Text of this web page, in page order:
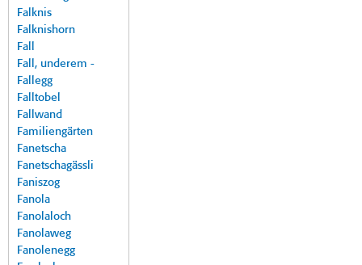
Falknis
Falknishorn
Fall
Fall, underem -
Fallegg
Falltobel
Fallwand
Familiengärten
Fanetscha
Fanetschagässli
Faniszog
Fanola
Fanolaloch
Fanolaweg
Fanolenegg